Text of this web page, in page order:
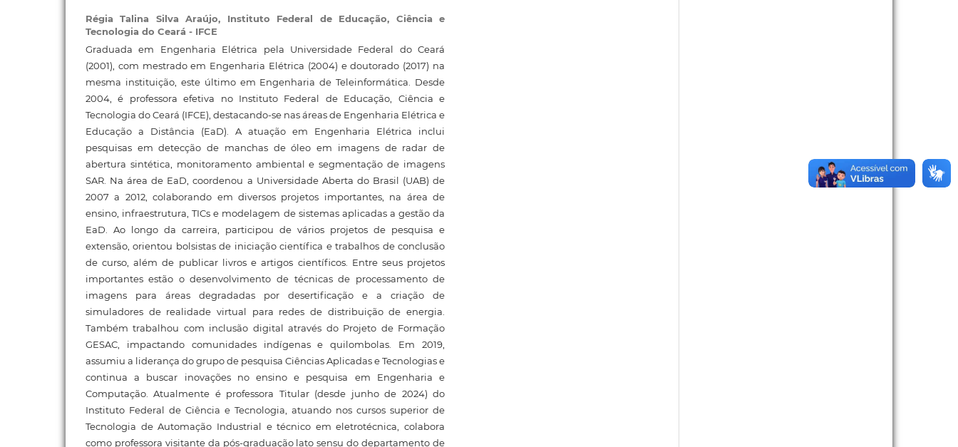
Régia Talina Silva Araújo, Instituto Federal de Educação, Ciência e
Tecnologia do Ceará - IFCE
Graduada em Engenharia Elétrica pela Universidade Federal do Ceará
(2001), com mestrado em Engenharia Elétrica (2004) e doutorado (2017) na
mesma instituição, este último em Engenharia de Teleinformática. Desde
2004, é professora efetiva no Instituto Federal de Educação, Ciência e
Tecnologia do Ceará (IFCE), destacando-se nas áreas de Engenharia Elétrica e
Educação a Distância (EaD). A atuação em Engenharia Elétrica inclui
pesquisas em detecção de manchas de óleo em imagens de radar de
abertura sintética, monitoramento ambiental e segmentação de imagens
SAR. Na área de EaD, coordenou a Universidade Aberta do Brasil (UAB) de
2007 a 2012, colaborando em diversos projetos importantes, na área de
ensino, infraestrutura, TICs e modelagem de sistemas aplicadas a gestão da
EaD. Ao longo da carreira, participou de vários projetos de pesquisa e
extensão, orientou bolsistas de iniciação científica e trabalhos de conclusão
de curso, além de publicar livros e artigos científicos. Entre seus projetos
importantes estão o desenvolvimento de técnicas de processamento de
imagens para áreas degradadas por desertificação e a criação de
simuladores de realidade virtual para redes de distribuição de energia.
Também trabalhou com inclusão digital através do Projeto de Formação
GESAC, impactando comunidades indígenas e quilombolas. Em 2019,
assumiu a liderança do grupo de pesquisa Ciências Aplicadas e Tecnologias e
continua a buscar inovações no ensino e pesquisa em Engenharia e
Computação. Atualmente é professora Titular (desde junho de 2024) do
Instituto Federal de Ciência e Tecnologia, atuando nos cursos superior de
Tecnologia de Automação Industrial e técnico em eletrotécnica, colabora
como professora visitante da pós-graduação lato sensu do departamento de